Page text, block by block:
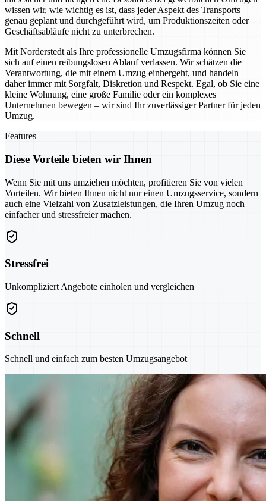
wissen wir, wie wichtig es ist, dass jeder Aspekt des Transports
genau geplant und durchgeführt wird, um Produktionszeiten oder
Geschäftsabläufe nicht zu unterbrechen.
Mit Norderstedt als Ihre professionelle Umzugsfirma können Sie
sich auf einen reibungslosen Ablauf verlassen. Wir schätzen die
Verantwortung, die mit einem Umzug einhergeht, und handeln
daher immer mit Sorgfalt, Diskretion und Respekt. Egal, ob Sie eine
kleine Wohnung, eine große Familie oder ein komplexes
Unternehmen bewegen – wir sind Ihr zuverlässiger Partner für jeden
Umzug.
Features
Diese Vorteile bieten wir Ihnen
Wenn Sie mit uns umziehen möchten, profitieren Sie von vielen
Vorteilen. Wir bieten Ihnen nicht nur einen Umzugsservice, sondern
auch eine Vielzahl von Zusatzleistungen, die Ihren Umzug noch
einfacher und stressfreier machen.
Stressfrei
Unkompliziert Angebote einholen und vergleichen
Schnell
Schnell und einfach zum besten Umzugsangebot